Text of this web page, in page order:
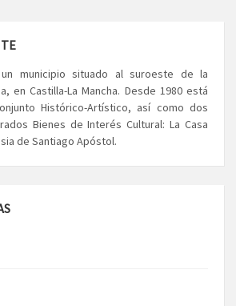
municipio situado al suroeste de la
en Castilla-La Mancha. Desde 1980 está
Histórico-Artístico, así como dos
Bienes de Interés Cultural: La Casa
de Santiago Apóstol.